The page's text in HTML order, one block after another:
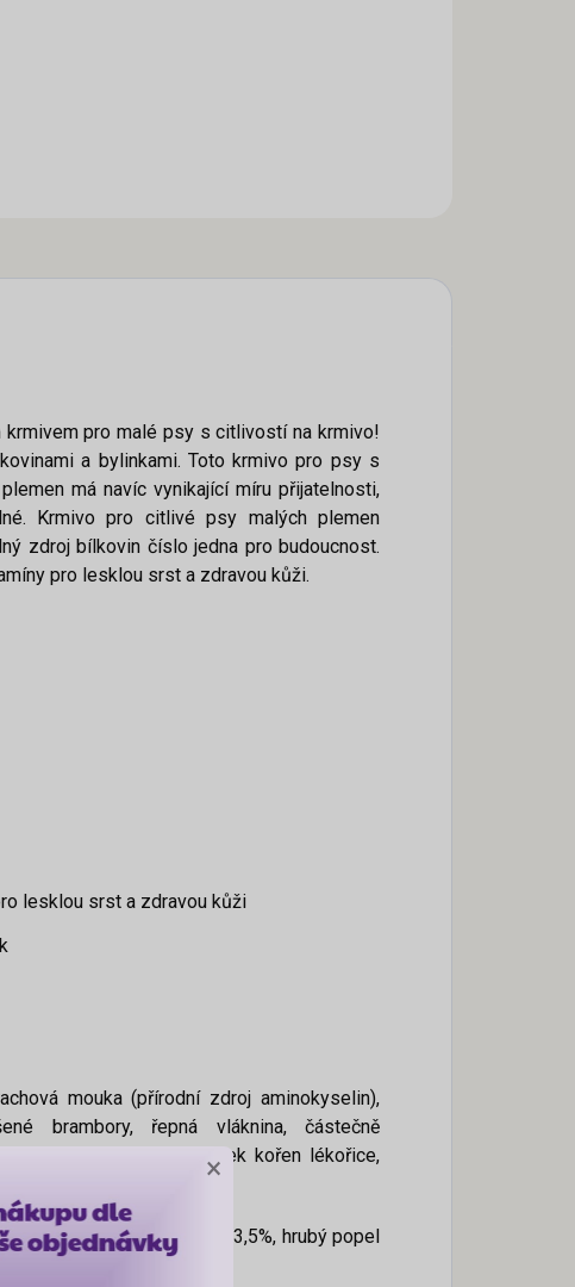
pro malé psy s citlivostí na krmivo!
a bylinkami. Toto krmivo pro psy s
má navíc vynikající míru přijatelnosti,
Krmivo pro citlivé psy malých plemen
zdroj bílkovin číslo jedna pro budoucnost.
pro lesklou srst a zdravou kůži.
lesklou srst a zdravou kůži
mouka (přírodní zdroj aminokyselin),
brambory, řepná vláknina, částečně
peprná, petržel, hežmánek kořen lékořice,
tuk 16,0%, hrubá vláknina 3,5%, hrubý popel
×